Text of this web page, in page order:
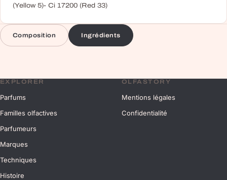
(Yellow 5)- Ci 17200 (Red 33)
Composition Ingrédients
EXPLORER
Parfums
Familles olfactives
Parfumeurs
Marques
Techniques
Histoire
OLFASTORY
Mentions légales
Confidentialité